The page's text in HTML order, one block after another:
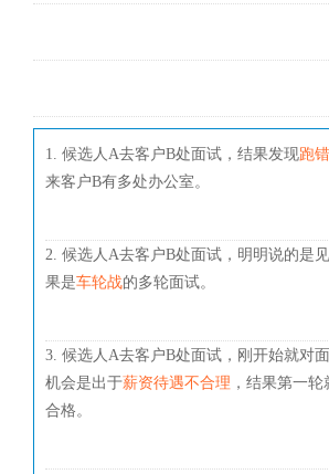
1. 候选人A去客户B处面试，结果发现跑
来客户B有多处办公室。
2. 候选人A去客户B处面试，明明说的是
果是车轮战的多轮面试。
3. 候选人A去客户B处面试，刚开始就对
机会是出于薪资待遇不合理 ，结果第一
合格。